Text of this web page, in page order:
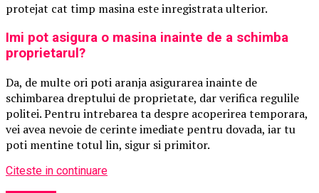
protejat cat timp masina este inregistrata ulterior.
Imi pot asigura o masina inainte de a schimba
proprietarul?
Da, de multe ori poti aranja asigurarea inainte de
schimbarea dreptului de proprietate, dar verifica regulile
politei. Pentru intrebarea ta despre acoperirea temporara,
vei avea nevoie de cerinte imediate pentru dovada, iar tu
poti mentine totul lin, sigur si primitor.
Citeste in continuare